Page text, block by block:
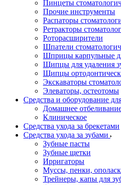
Пинцеты
Прочие инструменты
Распаторы
Ретракторы
Роторасширители
Шпатели
Шприцы карпульные
Щипцы для удаления
Щипцы
Экскаваторы
Элеваторы, остеотомы
Средства и оборудование
Домашнее
Клиническое
Средства ухода за брекетами
Средства ухода за зубами
Зубные пасты
Зубные щетки
Ирригаторы
Муссы, пенки,
Трейнеры, капы для